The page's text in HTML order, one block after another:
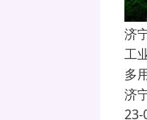
济
工
多
济
23-